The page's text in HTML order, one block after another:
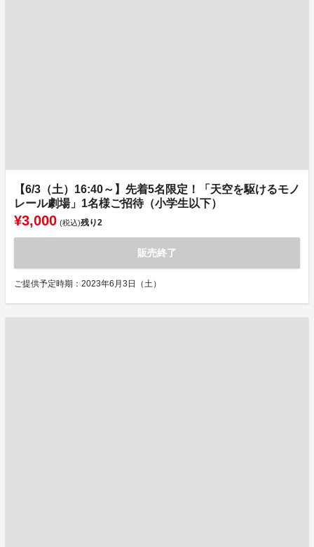
【6/3（土）16:40～】先着5名限定！「天空を駆けるモノ
レール劇場」1名様ご招待（小学生以下）
¥3,000 (税込)残り2
販売終了
ご提供予定時期：2023年6月3日（土）